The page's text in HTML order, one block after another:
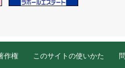
作権 このサイトの使いかた